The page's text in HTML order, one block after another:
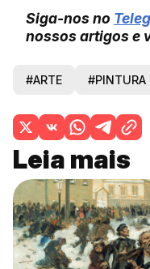
Siga-nos no
nossos artigos e
#ARTE #PINTURA
Leia mais